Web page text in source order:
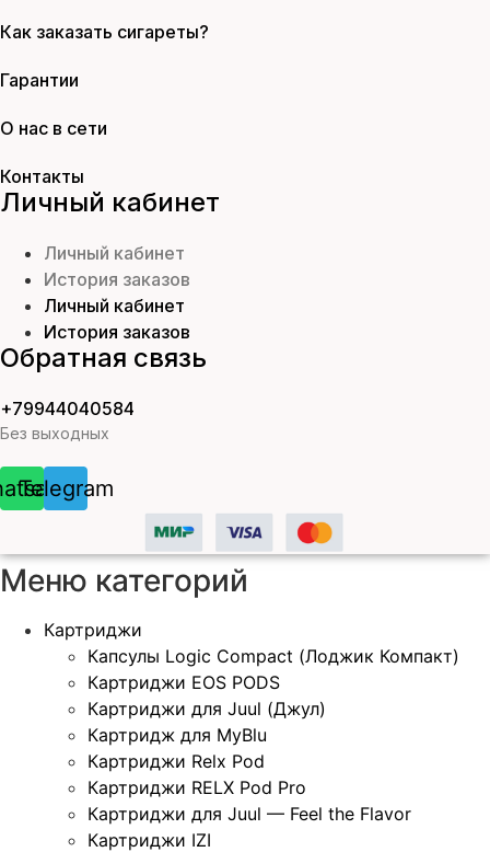
Как заказать сигареты?
Гарантии
О нас в сети
Контакты
Личный кабинет
Личный кабинет
История заказов
Личный кабинет
История заказов
Обратная связь
+79944040584
Без выходных
Telegram
Меню категорий
Картриджи
Капсулы Logic Compact (Лоджик Компакт)
Картриджи EOS PODS
Картриджи для Juul (Джул)
Картридж для MyBlu
Картриджи Relx Pod
Картриджи RELX Pod Pro
Картриджи для Juul — Feel the Flavor
Картриджи IZI